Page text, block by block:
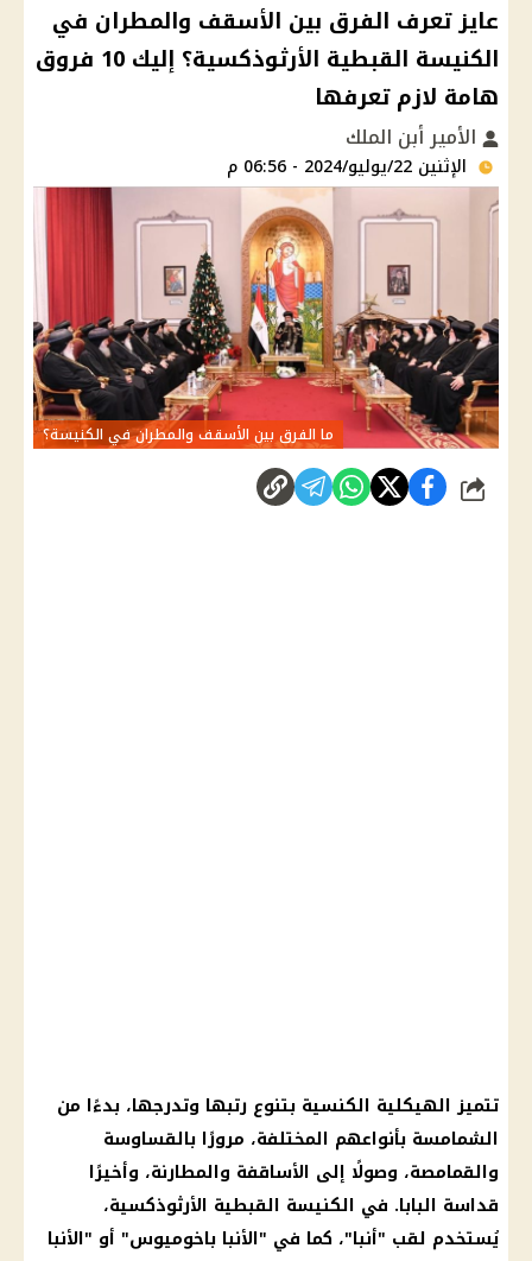
عايز تعرف الفرق بين الأسقف والمطران في
الكنيسة القبطية الأرثوذكسية؟ إليك 10 فروق
هامة لازم تعرفها
الأمير أبن الملك
الإثنين 22/يوليو/2024 - 06:56 م
ما الفرق بين الأسقف والمطران في الكنيسة؟
شارك
تتميز الهيكلية الكنسية بتنوع رتبها وتدرجها، بدءًا من
الشمامسة بأنواعهم المختلفة، مرورًا بالقساوسة
والقمامصة، وصولًا إلى الأساقفة والمطارنة، وأخيرًا
قداسة البابا. في الكنيسة القبطية الأرثوذكسية،
يُستخدم لقب "أنبا"، كما في "الأنبا باخوميوس" أو "الأنبا